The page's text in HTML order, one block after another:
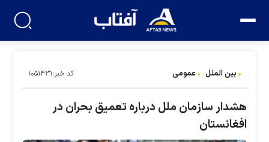
بین الملل عمومی کد خبر:۱۰۵۱۴۳۱
هشدار سازمان ملل درباره تعمیق بحران در
افغانستان